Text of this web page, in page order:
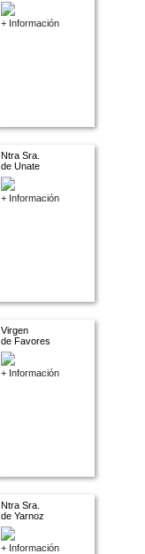
+ Información
Ntra Sra.
de Unate
+ Información
Virgen
de Favores
+ Información
Ntra Sra.
de Yarnoz
+ Información